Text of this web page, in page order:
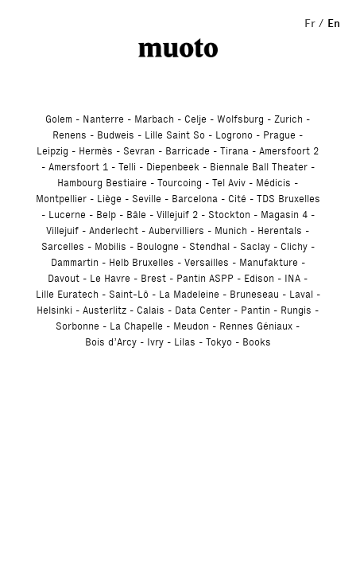
Fr En
Golem Nanterre Marbach Celje Wolfsburg
Zurich
Renens
Budweis Lille Saint So Logrono
Prague
Leipzig
Hermès Sevran Barricade Tirana
Amersfoort 2
Amersfoort 1
Telli Diepenbeek
Biennale Ball Theater
Hambourg Bestiaire
Tourcoing Tel Aviv
Médicis
Montpellier
Liège Seville Barcelona Cité
TDS Bruxelles
Lucerne
Belp Bâle Villejuif 2 Stockton
Magasin 4
Villejuif
Anderlecht Aubervilliers Munich
Herentals
Sarcelles
Mobilis Boulogne Stendhal Saclay
Clichy
Dammartin
Helb Bruxelles Versailles
Manufakture
Davout
Le Havre Brest Pantin ASPP Edison
INA
Lille Euratech
Saint-Lô La Madeleine Bruneseau
Laval
Helsinki
Austerlitz Calais Data Center Pantin
Rungis
Sorbonne
La Chapelle Meudon
Rennes Géniaux
Bois d’Arcy
Ivry Lilas Tokyo Books